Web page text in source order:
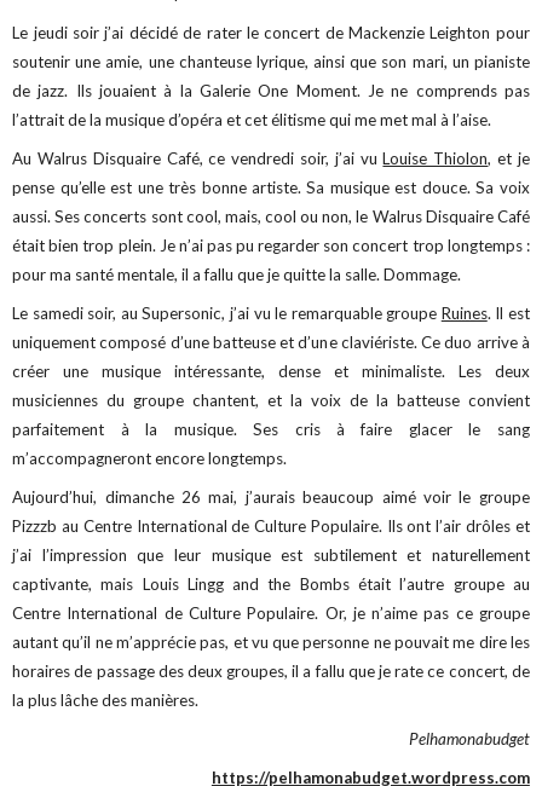
Le jeudi soir j’ai décidé de rater le concert de Mackenzie Leighton pour
soutenir une amie, une chanteuse lyrique, ainsi que son mari, un pianiste
de jazz. Ils jouaient à la Galerie One Moment. Je ne comprends pas
l’attrait de la musique d’opéra et cet élitisme qui me met mal à l’aise.
Au Walrus Disquaire Café, ce vendredi soir, j’ai vuLouise Thiolon, et je
pense qu’elle est une très bonne artiste. Sa musique est douce. Sa voix
aussi. Ses concerts sont cool, mais, cool ou non, le Walrus Disquaire Café
était bien trop plein. Je n’ai pas pu regarder son concert trop longtemps :
pour ma santé mentale, il a fallu que je quitte la salle. Dommage.
Le samedi soir, au Supersonic, j’ai vu le remarquable groupe Ruines. Il est
uniquement composé d’une batteuse et d’une claviériste. Ce duo arrive à
créer une musique intéressante, dense et minimaliste. Les deux
musiciennes du groupe chantent, et la voix de la batteuse convient
parfaitement à la musique. Ses cris à faire glacer le sang
m’accompagneront encore longtemps.
Aujourd’hui, dimanche 26 mai, j’aurais beaucoup aimé voir le groupe
Pizzzb au Centre International de Culture Populaire. Ils ont l’air drôles et
j’ai l’impression que leur musique est subtilement et naturellement
captivante, mais Louis Lingg and the Bombs était l’autre groupe au
Centre International de Culture Populaire. Or, je n’aime pas ce groupe
autant qu’il ne m’apprécie pas, et vu que personne ne pouvait me dire les
horaires de passage des deux groupes, il a fallu que je rate ce concert, de
la plus lâche des manières.
Pelhamonabudget
https://pelhamonabudget.wordpress.com